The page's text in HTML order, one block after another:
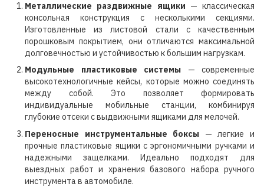
Металлические раздвижные ящики — классическая
консольная конструкция с несколькими секциями.
Изготовленные из листовой стали с качественным
порошковым покрытием, они отличаются максимальной
долговечностью и устойчивостью к большим нагрузкам.
Модульные пластиковые системы — современные
высокотехнологичные кейсы, которые можно соединять
между собой. Это позволяет формировать
индивидуальные мобильные станции, комбинируя
глубокие отсеки с выдвижными ящиками для мелочей.
Переносные инструментальные боксы — легкие и
прочные пластиковые ящики с эргономичными ручками и
надежными защелками. Идеально подходят для
выездных работ и хранения базового набора ручного
инструмента в автомобиле.